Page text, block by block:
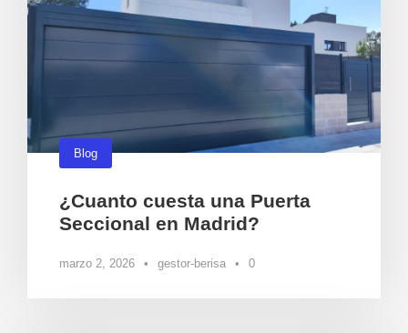
Blog
¿Cuanto cuesta una Puerta
Seccional en Madrid?
marzo 2, 2026 • gestor-berisa • 0